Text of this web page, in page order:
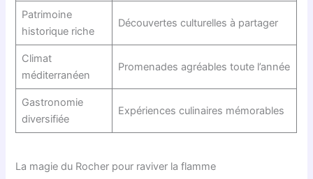
Patrimoine
historique riche
Découvertes culturelles à partager
Climat
méditerranéen
Promenades agréables toute l’année
Gastronomie
diversifiée
Expériences culinaires mémorables
La magie du Rocher pour raviver la flamme